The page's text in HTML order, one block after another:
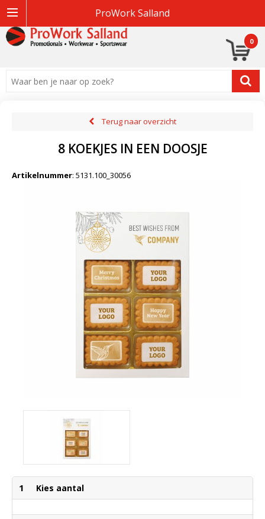
ProWork Salland
0
Terug naar overzicht
8 KOEKJES IN EEN DOOSJE
Artikelnummer: 5131.100_30056
1 Kies aantal